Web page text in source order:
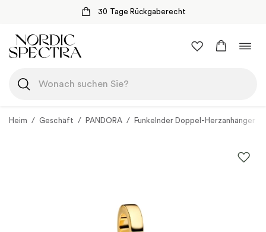
30 Tage Rückgaberecht
Inhalt
springen
Heim / Geschäft / PANDORA / Funkelnder Doppel-Herzanhänger